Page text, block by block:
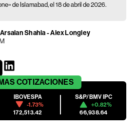
de Islamabad, el 18 de abril de 2026.
Shahla - Alex Longley
COTIZACIONES
IBOVESPA
-1.73%
172,513.42
S&P/BMV IPC
+0.82%
66,938.64